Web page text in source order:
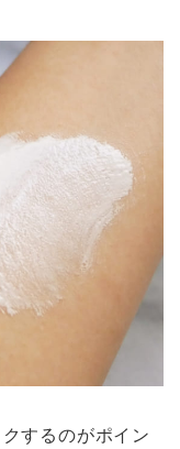
するのがポイン